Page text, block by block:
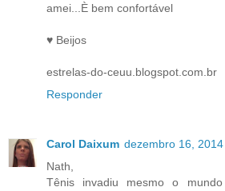
amei...È bem confortável
♥ Beijos
estrelas-do-ceuu.blogspot.com.br
Responder
Carol Daixum dezembro 16, 2014
Nath,
Tênis invadiu mesmo o